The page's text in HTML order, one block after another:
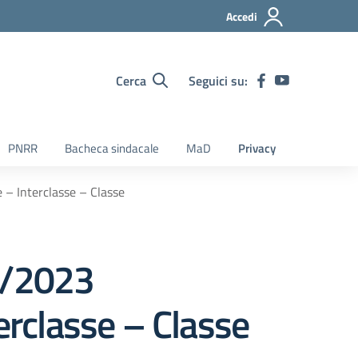
Accedi
Cerca Seguici su:
PNRR Bacheca sindacale MaD Privacy
Interclasse – Classe
2023
– Classe